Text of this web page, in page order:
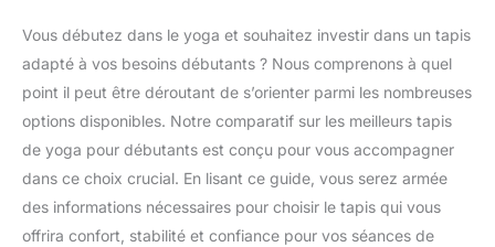
Vous débutez dans le yoga et souhaitez investir dans un tapis
adapté à vos besoins débutants ? Nous comprenons à quel
point il peut être déroutant de s’orienter parmi les nombreuses
options disponibles. Notre comparatif sur les meilleurs tapis
de yoga pour débutants est conçu pour vous accompagner
dans ce choix crucial. En lisant ce guide, vous serez armée
des informations nécessaires pour choisir le tapis qui vous
offrira confort, stabilité et confiance pour vos séances de